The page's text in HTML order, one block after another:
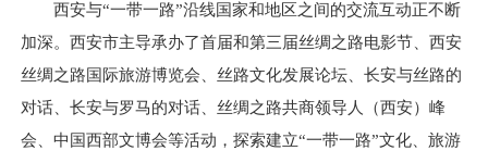
西安与“一带一路”沿线国家和地区之间的交流互动正不断
加深。西安市主导承办了首届和第三届丝绸之路电影节、西安
丝绸之路国际旅游博览会、丝路文化发展论坛、长安与丝路的
对话、长安与罗马的对话、丝绸之路共商领导人（西安）峰
会、中国西部文博会等活动，探索建立“一带一路”文化、旅游